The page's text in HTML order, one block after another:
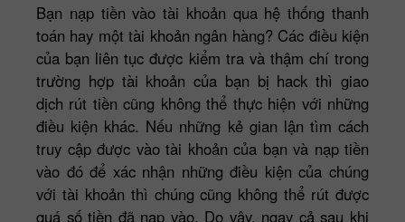
Bạn nạp tiền vào tài khoản qua hệ thống thanh
toán hay một tài khoản ngân hàng? Các điều kiện
của bạn liên tục được kiểm tra và thậm chí trong
trường hợp tài khoản của bạn bị hack thì giao
dịch rút tiền cũng không thể thực hiện với những
điều kiện khác. Nếu những kẻ gian lận tìm cách
truy cập được vào tài khoản của bạn và nạp tiền
vào đó để xác nhận những điều kiện của chúng
với tài khoản thì chúng cũng không thể rút được
quá số tiền đã nạp vào. Do vậy, ngay cả sau khi